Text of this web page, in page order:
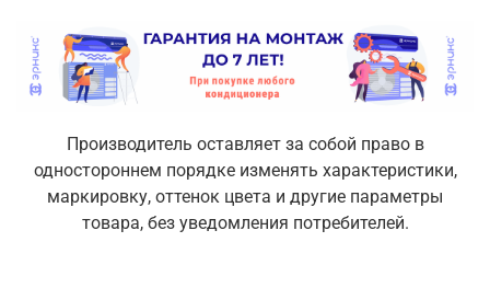
Производитель оставляет за собой право в
одностороннем порядке изменять характеристики,
маркировку, оттенок цвета и другие параметры
товара, без уведомления потребителей.